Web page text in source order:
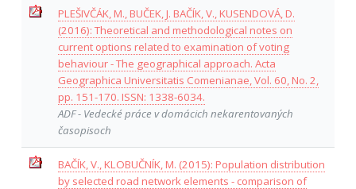
PLEŠIVČÁK, M., BUČEK, J. BAČÍK, V., KUSENDOVÁ, D.
(2016): Theoretical and methodological notes on
current options related to examination of voting
behaviour - The geographical approach. Acta
Geographica Universitatis Comenianae, Vol. 60, No. 2,
pp. 151-170. ISSN: 1338-6034.
ADF - Vedecké práce v domácich nekarentovaných
časopisoch
BAČÍK, V., KLOBUČNÍK, M. (2015): Population distribution
by selected road network elements - comparison of